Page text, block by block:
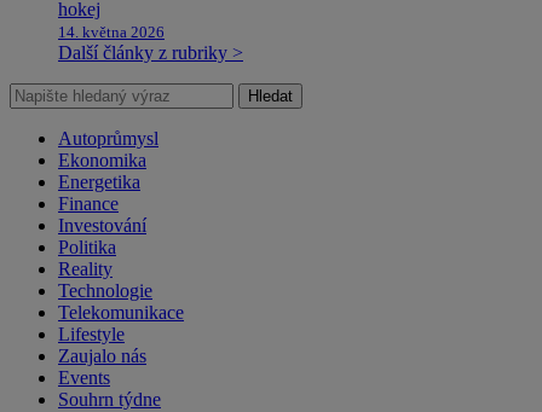
hokej
14. května 2026
Další články z rubriky >
Hledat
Autoprůmysl
Ekonomika
Energetika
Finance
Investování
Politika
Reality
Technologie
Telekomunikace
Lifestyle
Zaujalo nás
Events
Souhrn týdne